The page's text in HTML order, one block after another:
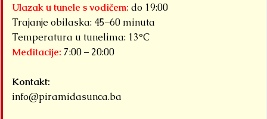
Ulazak u tunele s vodičem: do 19:00
Trajanje obilaska: 45–60 minuta
Temperatura u tunelima: 13°C
Meditacije: 7:00 – 20:00
Kontakt:
info@piramidasunca.ba